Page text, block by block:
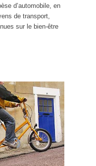
d’automobile, en
de transport,
sur le bien-être